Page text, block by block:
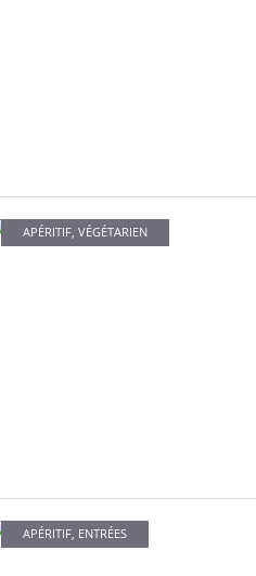
APÉRITIF, VÉGÉTARIEN
APÉRITIF, ENTRÉES